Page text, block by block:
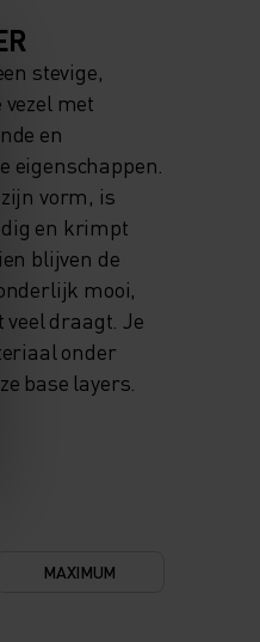
stevige,
vezel met
en
eigenschappen.
zijn vorm, is
en krimpt
blijven de
mooi,
veel draagt. Je
onder
base layers.
MAXIMUM